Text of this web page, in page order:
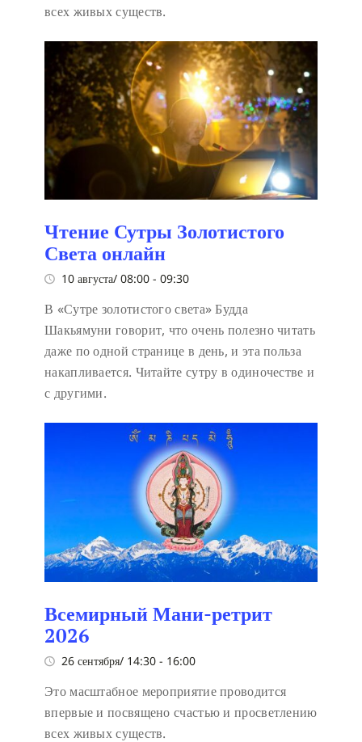
всех живых существ.
Чтение Сутры Золотистого
Света онлайн
10 августа/ 08:00 - 09:30
В «Сутре золотистого света» Будда
Шакьямуни говорит, что очень полезно читать
даже по одной странице в день, и эта польза
накапливается. Читайте сутру в одиночестве и
с другими.
Всемирный Мани-ретрит
2026
26 сентября/ 14:30 - 16:00
Это масштабное мероприятие проводится
впервые и посвящено счастью и просветлению
всех живых существ.